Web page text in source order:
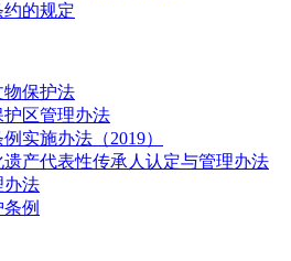
的规定
物保护法
护区管理办法
实施办法（2019）
产代表性传承人认定与管理办法
办法
例